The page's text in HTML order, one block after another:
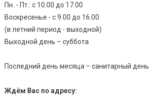
Пн. - Пт.: с 10.00 до 17.00
Воскресенье - с 9.00 до 16.00
(в летний период - выходной)
Выходной день – суббота
Последний день месяца – санитарный день
Ждём Вас по адресу: